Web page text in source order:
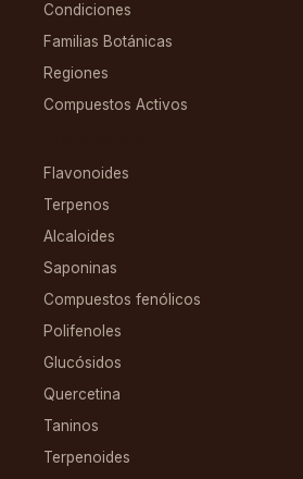
Condiciones
Familias Botánicas
Regiones
Compuestos Activos
Flavonoides
Terpenos
Alcaloides
Saponinas
Compuestos fenólicos
Polifenoles
Glucósidos
Quercetina
Taninos
Terpenoides